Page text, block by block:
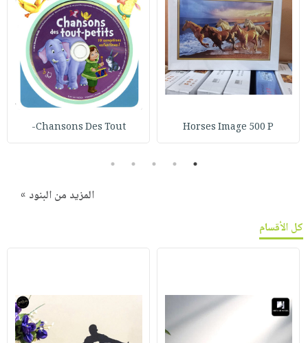
Horses Image 500 P
Chansons Des Tout-
1
2
3
4
5
المزيد من البنود »
كل الأقسام